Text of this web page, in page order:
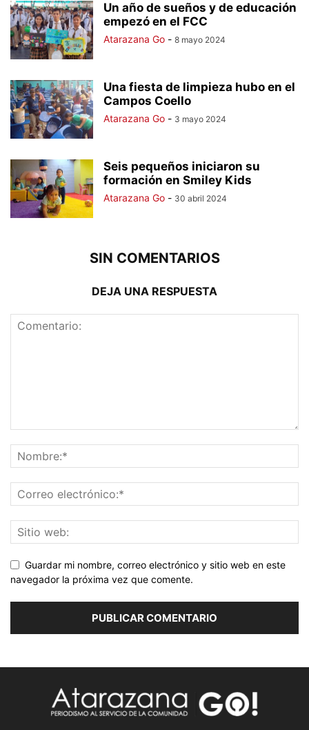
Un año de sueños y de educación
empezó en el FCC
Atarazana Go - 8 mayo 2024
Una fiesta de limpieza hubo en el
Campos Coello
Atarazana Go - 3 mayo 2024
Seis pequeños iniciaron su
formación en Smiley Kids
Atarazana Go - 30 abril 2024
SIN COMENTARIOS
DEJA UNA RESPUESTA
Guardar mi nombre, correo electrónico y sitio web en este
navegador la próxima vez que comente.